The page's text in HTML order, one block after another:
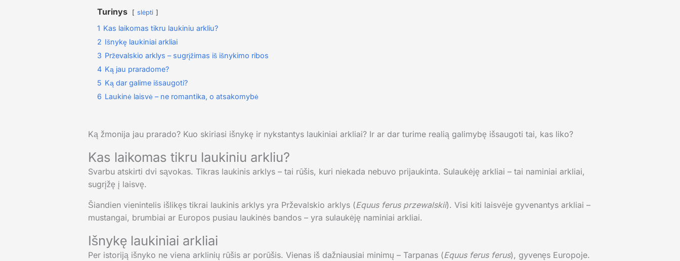
Turinys slėpti
1 Kas laikomas tikru laukiniu arkliu?
2 Išnykę laukiniai arkliai
3 Prževalskio arklys – sugrįžimas iš išnykimo ribos
4 Ką jau praradome?
5 Ką dar galime išsaugoti?
6 Laukinė laisvė – ne romantika, o atsakomybė
Ką žmonija jau prarado? Kuo skiriasi išnykę ir nykstantys laukiniai arkliai? Ir ar dar turime realią galimybę išsaugoti tai, kas liko?
Kas laikomas tikru laukiniu arkliu?
Svarbu atskirti dvi sąvokas. Tikras laukinis arklys – tai rūšis, kuri niekada nebuvo prijaukinta. Sulaukėję arkliai – tai naminiai arkliai,
sugrįžę į laisvę.
Šiandien vienintelis išlikęs tikrai laukinis arklys yra Prževalskio arklys (Equus ferus przewalskii). Visi kiti laisvėje gyvenantys arkliai –
mustangai, brumbiai ar Europos pusiau laukinės bandos – yra sulaukėję naminiai arkliai.
Išnykę laukiniai arkliai
Per istoriją išnyko ne viena arklinių rūšis ar porūšis. Vienas iš dažniausiai minimų – Tarpanas (Equus ferus ferus), gyvenęs Europoje.